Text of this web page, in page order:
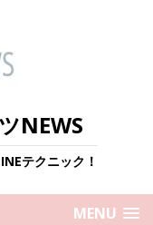
NEWS
テクニック！
MENU